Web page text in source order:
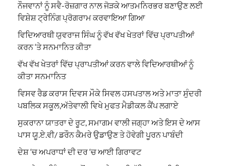
ਨੌਜਵਾਨਾਂ ਨੂੰ ਸਵੈ-ਰੋਜ਼ਗਾਰ ਨਾਲ ਜੋੜਕੇ ਆਤਮਨਿਰਭਰ ਬਣਾਉਣ ਲਈ
ਵਿਸ਼ੇਸ਼ ਟ੍ਰੇਨਿੰਗ ਪ੍ਰੋਗਰਾਮ ਕਰਵਾਇਆ ਗਿਆ
ਵਿਦਿਆਰਥੀ ਯੁਵਰਾਜ ਸਿੰਘ ਨੂੰ ਵੱਖ ਵੱਖ ਖੇਤਰਾਂ ਵਿੱਚ ਪ੍ਰਾਪਤੀਆਂ
ਕਰਨ ‘ਤੇ ਸਨਮਾਨਿਤ ਕੀਤਾ
ਵੱਖ ਵੱਖ ਖੇਤਰਾਂ ਵਿੱਚ ਪ੍ਰਾਪਤੀਆਂ ਕਰਨ ਵਾਲੇ ਵਿਦਿਆਰਥੀਆਂ ਨੂੰ
ਕੀਤਾ ਸਨਮਾਨਿਤ
ਵਿਸਵ ਰੈਡ ਕਰਾਸ ਦਿਵਸ ਮੌਕੇ ਸਿਵਲ ਹਸਪਤਾਲ ਅਤੇ ਮਾਤਾ ਸੁੰਦਰੀ
ਪਬਲਿਕ ਸਕੂਲ,ਅੱਤੇਵਾਲੀ ਵਿਖੇ ਮੁਫਤ ਮੈਡੀਕਲ ਕੈਂਪ ਲਗਾਏ
ਸੁਕਰਾਨਾ ਯਾਤਰਾ ਦੇ ਰੂਟ, ਸਮਾਗਮ ਵਾਲੀ ਜਗ੍ਹਾ ਅਤੇ ਇਸ ਦੇ ਆਸ
ਪਾਸ ਯੂ.ਏ.ਵੀ/ ਡਰੌਨ ਕੈਮਰੇ ਉਡਾਉਣ ਤੇ ਹੋਵੇਗੀ ਪੂਰਨ ਪਾਬੰਦੀ
ਦੇਸ਼ ‘ਚ ਅਪਰਾਧਾਂ ਦੀ ਦਰ ‘ਚ ਆਈ ਗਿਰਾਵਟ